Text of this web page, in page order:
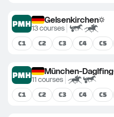
PMH Gelsenkirchen
13courses
C1 C2 C3 C4 C5
PMH München-Daglfing
11courses
C1 C2 C3 C4 C5